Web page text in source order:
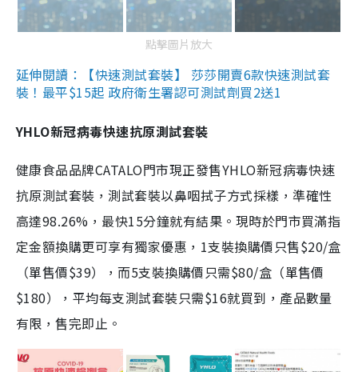
點擊圖片放大
延伸閱讀：【快速測試套裝】 莎莎開賣6款快速測試套
裝！最平$15起 政府衛生署認可測試劑買2送1
YHLO新冠病毒快速抗原測試套裝
健康食品品牌CATALO門市現正發售YHLO新冠病毒快速
抗原測試套裝，測試套裝以鼻咽拭子方式採樣，準確性
高達98.26%，最快15分鐘就有結果。現時於門市買滿指
定金額換購更可享有獨家優惠，1支裝換購價只售$20/盒
（單售價$39），而5支裝換購價只需$80/盒（單售價
$180），平均每支測試套裝只需$16就買到，產品數量
有限，售完即止。